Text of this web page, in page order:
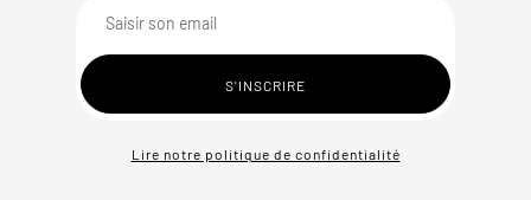
Lire notre politique de confidentialité